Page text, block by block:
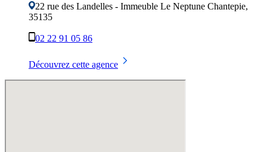
22 rue des Landelles - Immeuble Le Neptune Chantepie,
35135
02 22 91 05 86
Découvrez cette agence